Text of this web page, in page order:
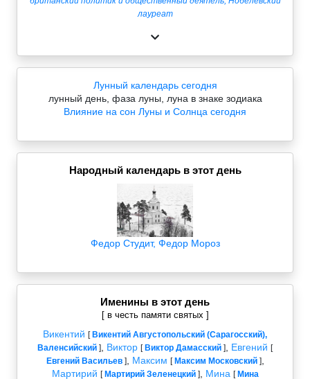
лауреат
Лунный календарь сегодня
лунный день, фаза луны, луна в знаке зодиака
Влияние на сон Луны и Солнца сегодня
Народный календарь в этот день
Федор Студит, Федор Мороз
Именины в этот день
[ в честь памяти святых ]
Викентий [Викентий Августопольский (Сарагосский),
Валенсийский ] Виктор [Виктор Дамасский ] Евгений [
Евгений Васильев], Максим [Максим Московский],
Мартирий [Мартирий Зеленецкий], Мина [Мина